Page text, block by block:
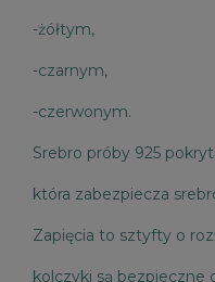
-żółtym,
-czarnym,
-czerwonym.
Srebro próby 925
która zabezpiecza
Zapięcia to sztyfty o
kolczyki są bezpieczne